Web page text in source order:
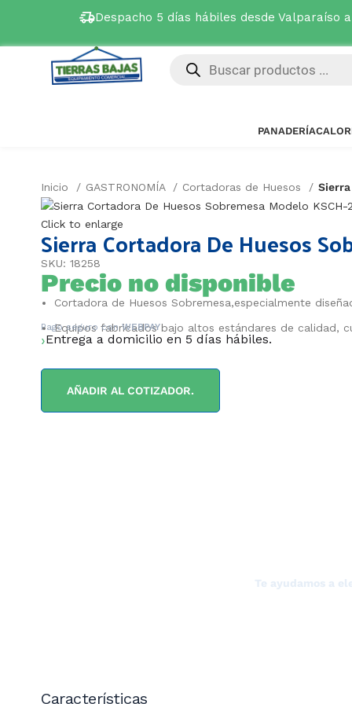
Despacho 5 días hábiles desde Valparaíso
PANADERÍACALOR
Inicio GASTRONOMÍA Cortadoras de Huesos Sierra
Click to enlarge
Sierra Cortadora De Huesos
SKU: 18258
Precio no disponible
Cortadora de Huesos Sobremesa,especialmente
Equipos fabricados bajo altos estándares de calidad,
Pago seguro conWEBPAY
Entrega a domicilio en 5 días hábiles.
AÑADIR AL COTIZADOR.
Te ayudamos a
Características